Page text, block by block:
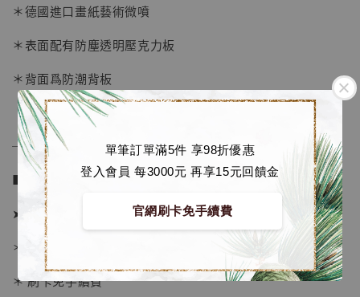
單筆訂單滿5件 享98折優惠
登入會員 每3000元 再享15元回饋金
官網刷卡免手續費
加購優惠【海賊王 布魯克達摩 [7STARS Studio]】
＊德國進口畫紙藝術微噴
＊表面配有防塵透明壓克力板
＊背面爲防潮背板
──────────────
■ 販售資訊 (NT$)：
➤ 價格 1380元
＊ 國際運費另計
＊ 刷卡免手續費